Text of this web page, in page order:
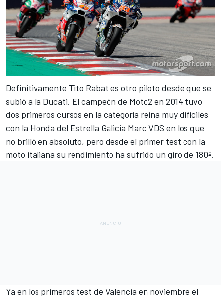
Definitivamente Tito Rabat es otro piloto desde que se
subió a la Ducati. El campeón de Moto2 en 2014 tuvo
dos primeros cursos en la categoría reina muy difíciles
con la Honda del Estrella Galicia Marc VDS en los que
no brilló en absoluto, pero desde el primer test con la
moto italiana su rendimiento ha sufrido un giro de 180º.
Ya en los primeros test de Valencia en noviembre el